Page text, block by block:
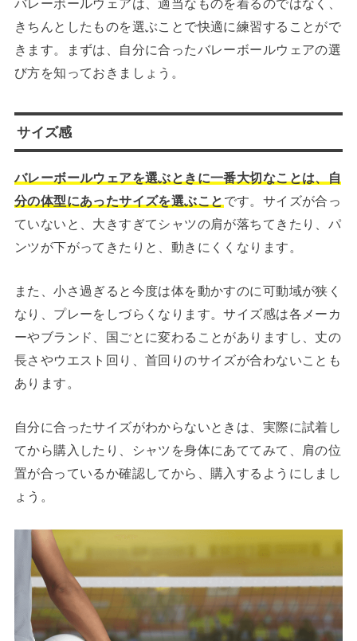
バレーボールウェアは、適当なものを着るのではなく、
きちんとしたものを選ぶことで快適に練習することがで
きます。まずは、自分に合ったバレーボールウェアの選
び方を知っておきましょう。
サイズ感
バレーボールウェアを選ぶときに一番大切なことは、自
分の体型にあったサイズを選ぶこと です。サイズが合っ
ていないと、大きすぎてシャツの肩が落ちてきたり、パ
ンツが下がってきたりと、動きにくくなります。
また、小さ過ぎると今度は体を動かすのに可動域が狭く
なり、プレーをしづらくなります。サイズ感は各メーカ
ーやブランド、国ごとに変わることがありますし、丈の
長さやウエスト回り、首回りのサイズが合わないことも
あります。
自分に合ったサイズがわからないときは、実際に試着し
てから購入したり、シャツを身体にあててみて、肩の位
置が合っているか確認してから、購入するようにしまし
ょう。